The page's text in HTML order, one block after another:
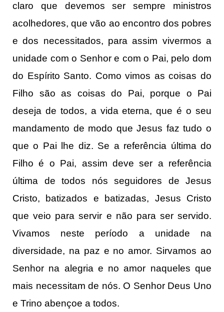
claro que devemos ser sempre ministros
acolhedores, que vão ao encontro dos pobres
e dos necessitados, para assim vivermos a
unidade com o Senhor e com o Pai, pelo dom
do Espírito Santo. Como vimos as coisas do
Filho são as coisas do Pai, porque o Pai
deseja de todos, a vida eterna, que é o seu
mandamento de modo que Jesus faz tudo o
que o Pai lhe diz. Se a referência última do
Filho é o Pai, assim deve ser a referência
última de todos nós seguidores de Jesus
Cristo, batizados e batizadas, Jesus Cristo
que veio para servir e não para ser servido.
Vivamos neste período a unidade na
diversidade, na paz e no amor. Sirvamos ao
Senhor na alegria e no amor naqueles que
mais necessitam de nós. O Senhor Deus Uno
e Trino abençoe a todos.